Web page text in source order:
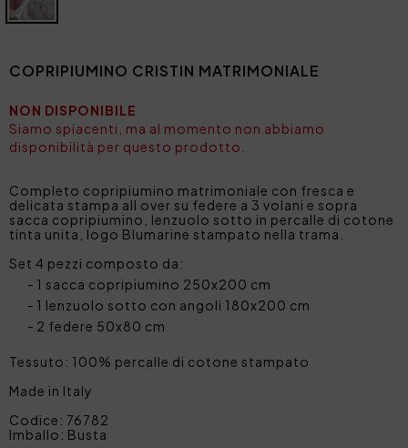
COPRIPIUMINO CRISTIN MATRIMONIALE
NON DISPONIBILE
Siamo spiacenti, ma al momento non abbiamo
disponibilità per questo prodotto.
Completo copripiumino matrimoniale con fresca e
delicata stampa all over su federe a 3 volani e sopra
sacca copripiumino, lenzuolo sotto in percalle di cotone
tinta unita, logo Blumarine stampato nella trama.
Set 4 pezzi composto da:
1 sacca copripiumino 250x200 cm
1 lenzuolo sotto con angoli 180x200 cm
2 federe 50x80 cm
Tessuto: 100% percalle di cotone stampato
Made in Italy
Codice: 76782
Imballo: Busta